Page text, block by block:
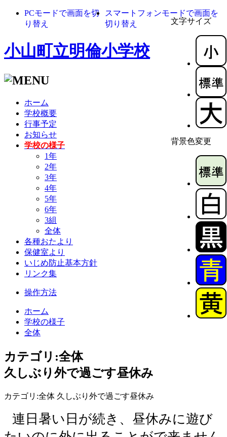
文字サイズ
背景色変更
PCモードで画面を切
り替え
スマートフォンモードで画面を
切り替え
小山町立明倫小学校
ホーム
学校概要
行事予定
お知らせ
学校の様子
1年
2年
3年
4年
5年
6年
3組
全体
各種おたより
保健室より
いじめ防止基本方針
リンク集
操作方法
ホーム
学校の様子
全体
カテゴリ:全体
久しぶり外で過ごす昼休み
カテゴリ:全体 久しぶり外で過ごす昼休み
連日暑い日が続き、昼休みに遊び